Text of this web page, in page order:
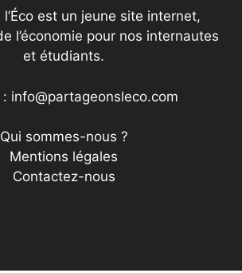
est un jeune site internet,
l’économie pour nos internautes
et étudiants.
info@partageonsleco.com
Qui sommes-nous ?
Mentions légales
Contactez-nous